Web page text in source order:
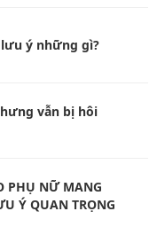
ý những gì?
vẫn bị hôi
PHỤ NỮ MANG
Ý QUAN TRỌNG